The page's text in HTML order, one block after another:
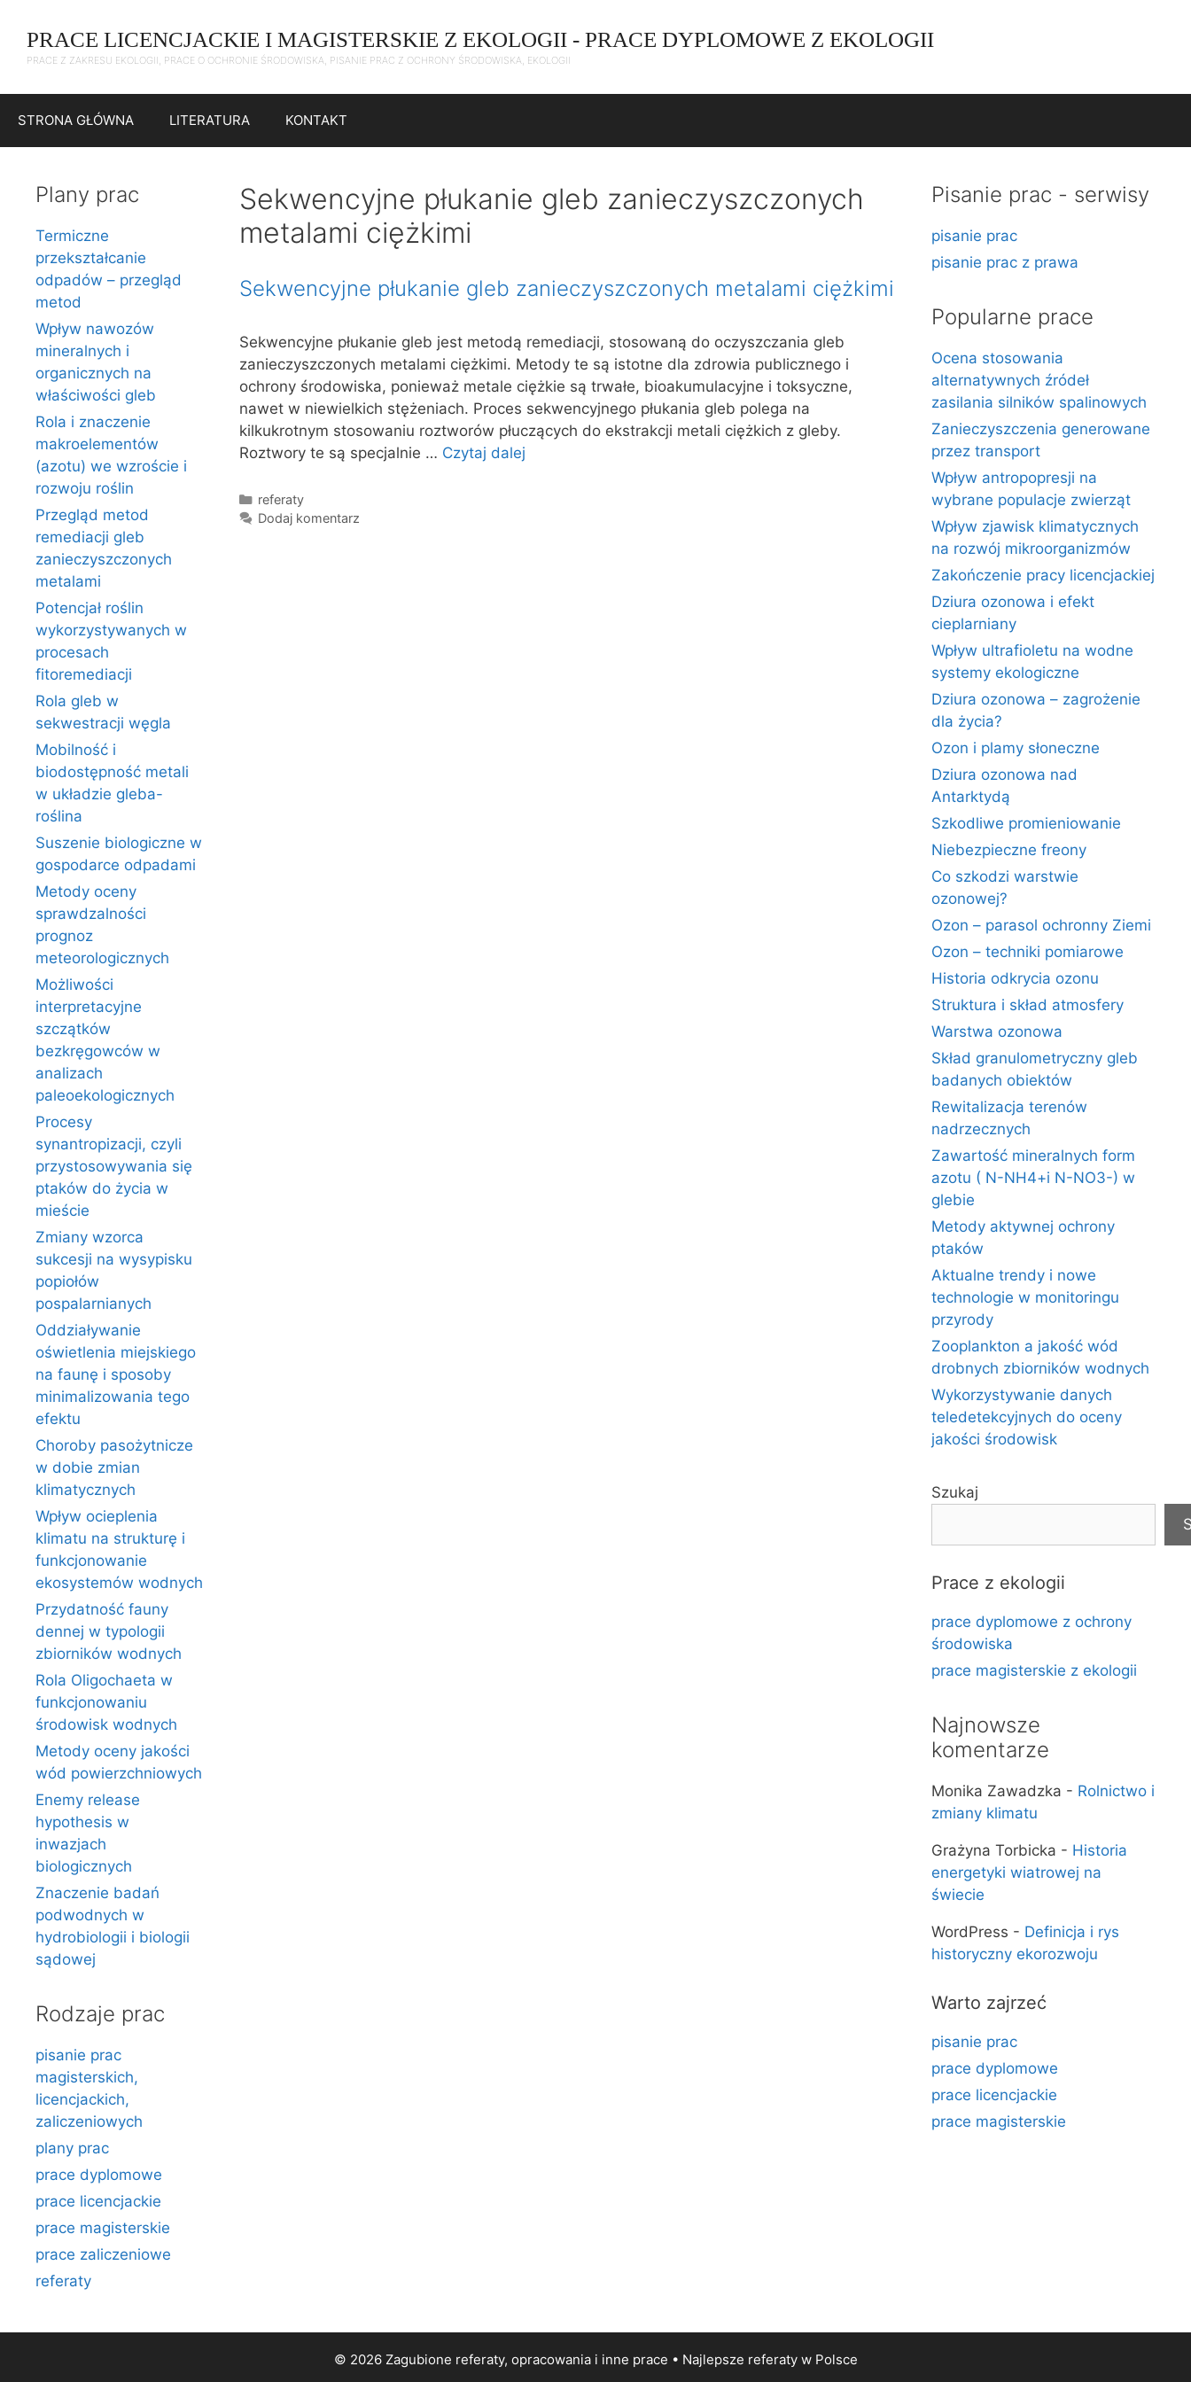
treści
PRACE LICENCJACKIE I MAGISTERSKIE Z EKOLOGII - PRACE DYPLOMOWE Z EKOLOGII
PRACE Z ZAKRESU EKOLOGII, PRACE O OCHRONIE ŚRODOWISKA, PISANIE PRAC Z OCHRONY ŚRODOWISKA, EKOLOGII
STRONA GŁÓWNA LITERATURA KONTAKT
Sekwencyjne płukanie gleb zanieczyszczonych
metalami ciężkimi
Sekwencyjne płukanie gleb zanieczyszczonych metalami ciężkimi
Sekwencyjne płukanie gleb jest metodą remediacji, stosowaną do oczyszczania gleb
zanieczyszczonych metalami ciężkimi. Metody te są istotne dla zdrowia publicznego i
ochrony środowiska, ponieważ metale ciężkie są trwałe, bioakumulacyjne i toksyczne,
nawet w niewielkich stężeniach. Proces sekwencyjnego płukania gleb polega na
kilkukrotnym stosowaniu roztworów płuczących do ekstrakcji metali ciężkich z gleby.
Roztwory te są specjalnie … Czytaj dalej
Kategorie
referaty
Dodaj komentarz
Plany prac
Termiczne
przekształcanie
odpadów – przegląd
metod
Wpływ nawozów
mineralnych i
organicznych na
właściwości gleb
Rola i znaczenie
makroelementów
(azotu) we wzroście i
rozwoju roślin
Przegląd metod
remediacji gleb
zanieczyszczonych
metalami
Potencjał roślin
wykorzystywanych w
procesach
fitoremediacji
Rola gleb w
sekwestracji węgla
Mobilność i
biodostępność metali
w układzie gleba-
roślina
Suszenie biologiczne w
gospodarce odpadami
Metody oceny
sprawdzalności
prognoz
meteorologicznych
Możliwości
interpretacyjne
szczątków
bezkręgowców w
analizach
paleoekologicznych
Procesy
synantropizacji, czyli
przystosowywania się
ptaków do życia w
mieście
Zmiany wzorca
sukcesji na wysypisku
popiołów
pospalarnianych
Oddziaływanie
oświetlenia miejskiego
na faunę i sposoby
minimalizowania tego
efektu
Choroby pasożytnicze
w dobie zmian
klimatycznych
Wpływ ocieplenia
klimatu na strukturę i
funkcjonowanie
ekosystemów wodnych
Przydatność fauny
dennej w typologii
zbiorników wodnych
Rola Oligochaeta w
funkcjonowaniu
środowisk wodnych
Metody oceny jakości
wód powierzchniowych
Enemy release
hypothesis w
inwazjach
biologicznych
Znaczenie badań
podwodnych w
hydrobiologii i biologii
sądowej
Rodzaje prac
pisanie prac
magisterskich,
licencjackich,
zaliczeniowych
plany prac
prace dyplomowe
prace licencjackie
prace magisterskie
prace zaliczeniowe
referaty
Pisanie prac - serwisy
pisanie prac
pisanie prac z prawa
Popularne prace
Ocena stosowania
alternatywnych źródeł
zasilania silników spalinowych
Zanieczyszczenia generowane
przez transport
Wpływ antropopresji na
wybrane populacje zwierząt
Wpływ zjawisk klimatycznych
na rozwój mikroorganizmów
Zakończenie pracy licencjackiej
Dziura ozonowa i efekt
cieplarniany
Wpływ ultrafioletu na wodne
systemy ekologiczne
Dziura ozonowa – zagrożenie
dla życia?
Ozon i plamy słoneczne
Dziura ozonowa nad
Antarktydą
Szkodliwe promieniowanie
Niebezpieczne freony
Co szkodzi warstwie
ozonowej?
Ozon – parasol ochronny Ziemi
Ozon – techniki pomiarowe
Historia odkrycia ozonu
Struktura i skład atmosfery
Warstwa ozonowa
Skład granulometryczny gleb
badanych obiektów
Rewitalizacja terenów
nadrzecznych
Zawartość mineralnych form
azotu ( N-NH4+i N-NO3-) w
glebie
Metody aktywnej ochrony
ptaków
Aktualne trendy i nowe
technologie w monitoringu
przyrody
Zooplankton a jakość wód
drobnych zbiorników wodnych
Wykorzystywanie danych
teledetekcyjnych do oceny
jakości środowisk
Szukaj
Prace z ekologii
prace dyplomowe z ochrony
środowiska
prace magisterskie z ekologii
Najnowsze
komentarze
Monika Zawadzka - Rolnictwo i
zmiany klimatu
Grażyna Torbicka - Historia
energetyki wiatrowej na
świecie
WordPress - Definicja i rys
historyczny ekorozwoju
Warto zajrzeć
pisanie prac
prace dyplomowe
prace licencjackie
prace magisterskie
© 2026 Zagubione referaty, opracowania i inne prace • Najlepsze referatyw Polsce